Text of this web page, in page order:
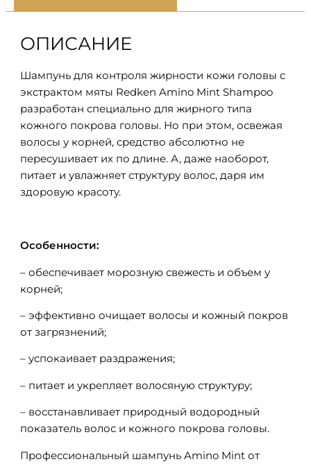
ОПИСАНИЕ
Шампунь для контроля жирности кожи головы с
экстрактом мяты Redken Amino Mint Shampoo
разработан специально для жирного типа
кожного покрова головы. Но при этом, освежая
волосы у корней, средство абсолютно не
пересушивает их по длине. А, даже наоборот,
питает и увлажняет структуру волос, даря им
здоровую красоту.
Особенности:
– обеспечивает морозную свежесть и объем у
корней;
– эффективно очищает волосы и кожный покров
от загрязнений;
– успокаивает раздражения;
– питает и укрепляет волосяную структуру;
– восстанавливает природный водородный
показатель волос и кожного покрова головы.
Профессиональный шампунь Amino Mint от